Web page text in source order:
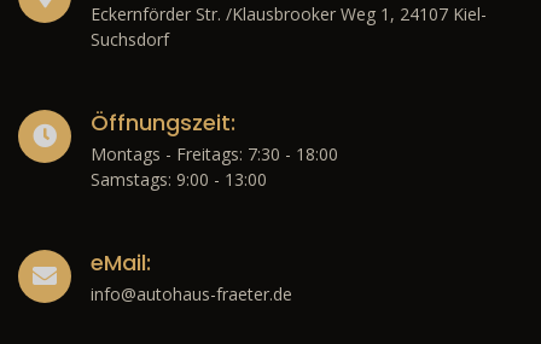
Eckernförder Str. /Klausbrooker Weg 1, 24107 Kiel-
Suchsdorf
Öffnungszeit:
Montags - Freitags: 7:30 - 18:00
Samstags: 9:00 - 13:00
eMail:
info@autohaus-fraeter.de